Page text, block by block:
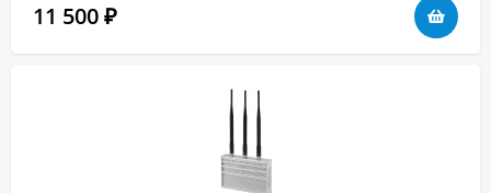
11 500 ₽